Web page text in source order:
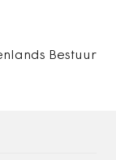
Bestuur